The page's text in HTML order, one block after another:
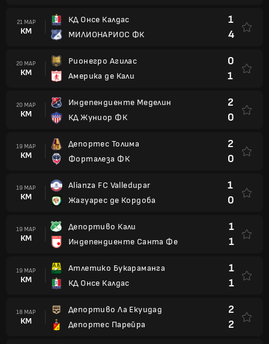
21 МАР
КМ
КД Онсе Калдас
МИЛИОНАРИОС ФК
1
4
20 МАР
КМ
Рионегро Агилас
Америка де Кали
0
1
20 МАР
КМ
Индепендиенте Меделин
КД Жуниор ФК
2
0
19 МАР
КМ
Депортес Толима
Форталеза ФК
2
0
19 МАР
КМ
Alianza FC Valledupar
Жагуарес де Кордоба
1
0
19 МАР
КМ
Депортиво Кали
Индепендиенте Санта Фе
1
1
19 МАР
КМ
Атлетико Букараманга
КД Онсе Калдас
1
1
18 МАР
КМ
Депортиво Ла Екуидад
Депортес Парейра
2
2